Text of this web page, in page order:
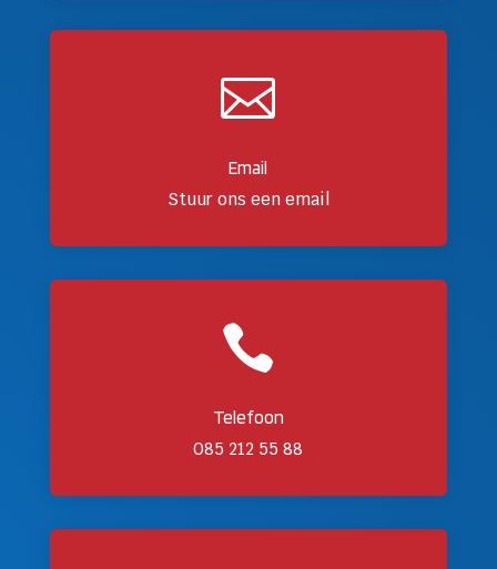

Email
Stuur ons een email

Telefoon
085 212 55 88